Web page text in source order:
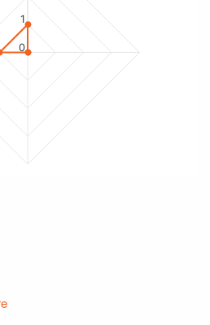
0
1